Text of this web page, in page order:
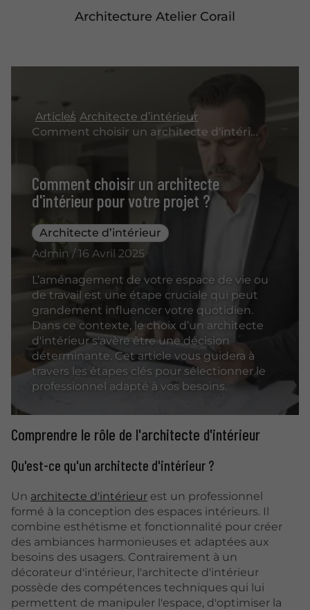
Architecture Atelier Corail
Articles Architecte d’intérieur
Comment choisir un architecte d'intérieur pour votre projet ?
Comment choisir un architecte
d'intérieur pour votre projet ?
Architecte d’intérieur
Admin / 16 Avril 2025
L’aménagement de votre espace de vie ou
de travail est une étape cruciale qui peut
grandement influencer votre quotidien.
Dans ce contexte, le choix d’un architecte
d'intérieur s'avère être une décision
déterminante. Cet article vous guidera à
travers les étapes clés pour sélectionner le
professionnel adapté à vos besoins.
Comprendre le rôle de l'architecte d'intérieur
Qu'est-ce qu'un architecte d'intérieur ?
Un architecte d'intérieur est un professionnel
formé à la conception des espaces intérieurs. Il
combine esthétisme et fonctionnalité pour créer
des ambiances harmonieuses et adaptées aux
besoins des usagers. Contrairement à un
décorateur d'intérieur, l'architecte d'intérieur
possède des compétences techniques qui lui
permettent de manipuler l'espace, d'optimiser la